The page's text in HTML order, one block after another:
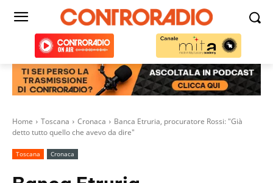
Home Toscana Cronaca
Banca Etruria, procuratore Rossi: "Già
detto tutto quello che avevo da dire"
Toscana Cronaca